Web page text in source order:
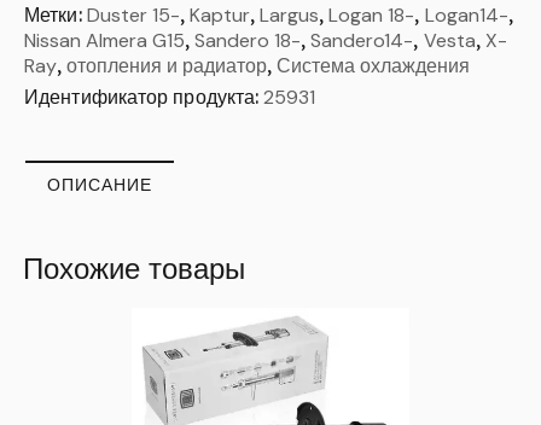
Метки: Duster 15-, Kaptur,Largus,Logan 18-, Logan14-,
Nissan Almera G15,Sandero 18-,Sandero14-, Vesta, X-
Ray,отопления и радиатор,Система охлаждения
Идентификатор продукта:25931
ОПИСАНИЕ
Похожие товары